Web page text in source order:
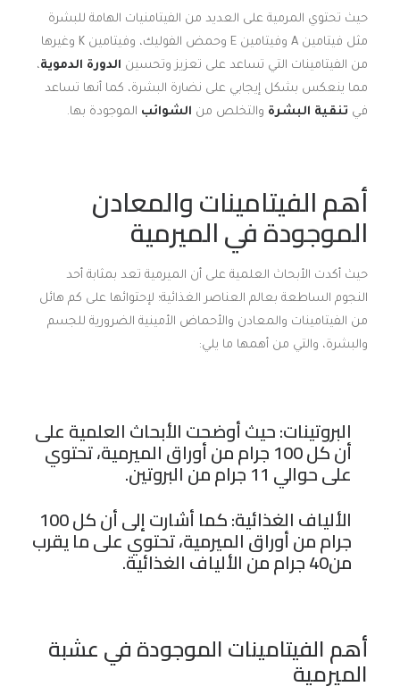
حيث تحتوي المرمية على العديد من الفيتامنيات الهامة للبشرة
مثل فيتامين A وفيتامين E وحمض الفوليك، وفيتامين K وغيرها
من الفيتامينات التي تساعد على تعزيز وتحسين الدورة الدموية،
مما ينعكس بشكل إيجابي على نضارة البشرة، كما أنها تساعد
في تنقية البشرة والتخلص من الشوائب الموجودة بها.
أهم الفيتامينات والمعادن
الموجودة في الميرمية
حيث أكدت الأبحاث العلمية على أن الميرمية تعد بمثابة أحد
النجوم الساطعة بعالم العناصر الغذائية؛ لإحتوائها على كم هائل
من الفيتامينات والمعادن والأحماض الأمينية الضرورية للجسم
والبشرة، والتي من أهمها ما يلي:
البروتينات: حيث أوضحت الأبحاث العلمية على
أن كل 100 جرام من أوراق الميرمية، تحتوي
على حوالي 11 جرام من البروتين.
الألياف الغذائية: كما أشارت إلى أن كل 100
جرام من أوراق الميرمية، تحتوي على ما يقرب
من40 جرام من الألياف الغذائية.
أهم الفيتامينات الموجودة في عشبة
الميرمية